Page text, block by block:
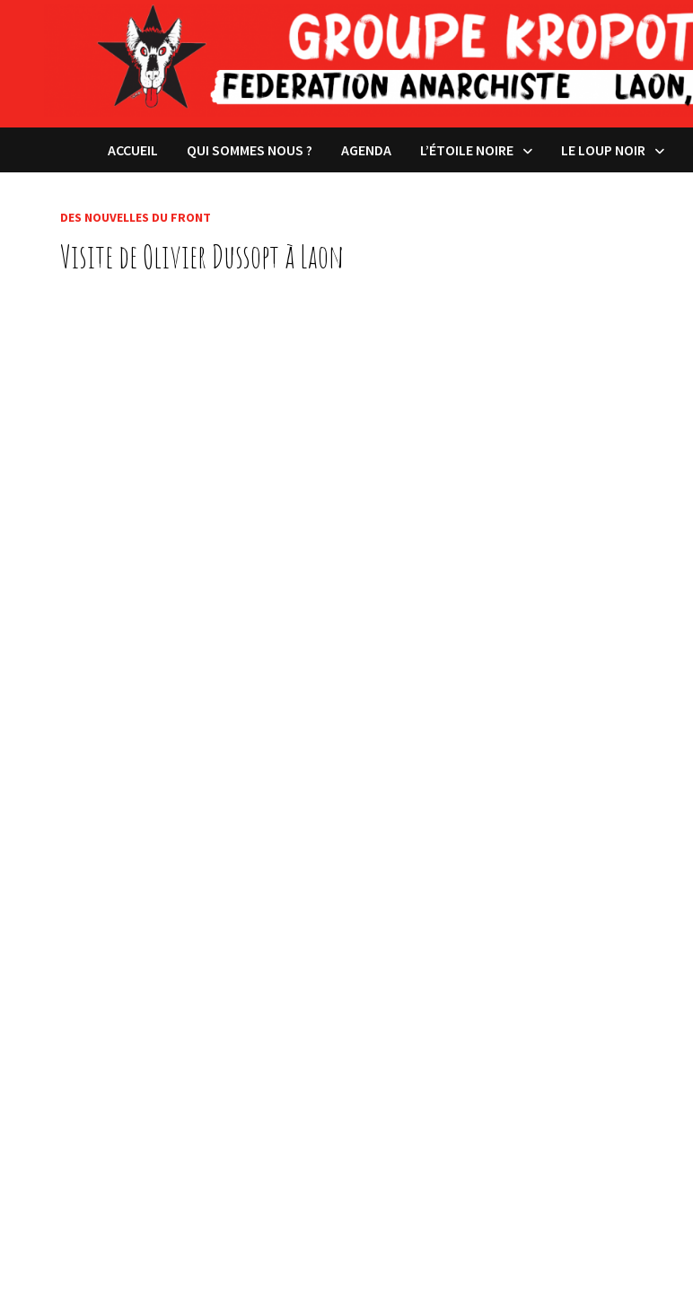
ACCUEIL QUI SOMMES NOUS ? AGENDA L’ÉTOILE NOIRE LE LOUP NOIR
DES NOUVELLES DU FRONT
Visite de Olivier Dussopt à Laon